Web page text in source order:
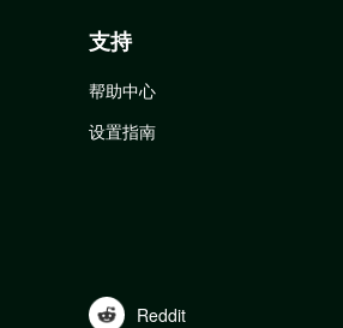
支持
帮助中心
设置指南
Reddit